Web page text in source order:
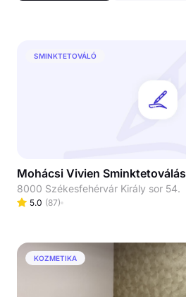
SMINKTETOVÁLÓ
Mohácsi Vivien Sminktetoválás
8000 Székesfehérvár Király sor 54.
5.0 (87)
KOZMETIKA